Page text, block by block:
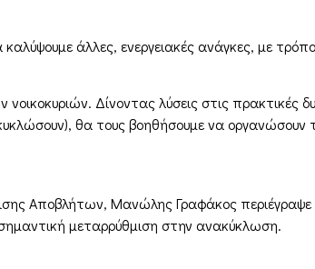
άλλες, ενεργειακές ανάγκες, με
Δίνοντας λύσεις στις πρακτικές
θα τους βοηθήσουμε να οργανώσουν
Αποβλήτων, Μανώλης Γραφάκος περιέγραψε
σημαντική μεταρρύθμιση στην ανακύκλωση.